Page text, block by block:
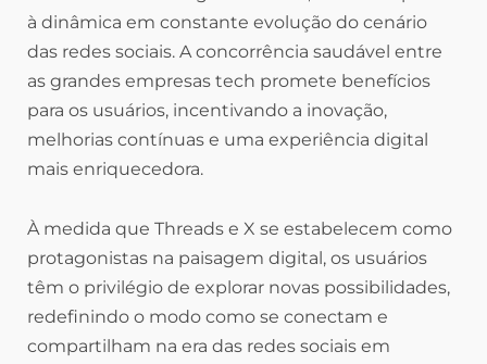
à dinâmica em constante evolução do cenário
das redes sociais. A concorrência saudável entre
as grandes empresas tech promete benefícios
para os usuários, incentivando a inovação,
melhorias contínuas e uma experiência digital
mais enriquecedora.
À medida que Threads e X se estabelecem como
protagonistas na paisagem digital, os usuários
têm o privilégio de explorar novas possibilidades,
redefinindo o modo como se conectam e
compartilham na era das redes sociais em